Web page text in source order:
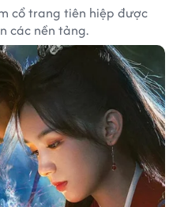
cổ trang tiên hiệp được
các nền tảng.